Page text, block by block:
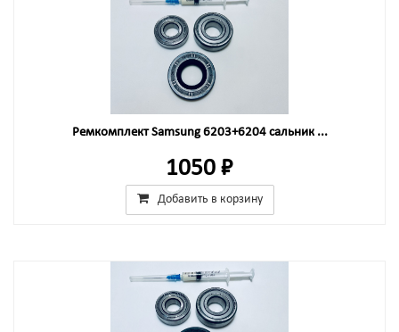
Ремкомплект Samsung 6203+6204 сальник ...
1050 ₽
Добавить в корзину